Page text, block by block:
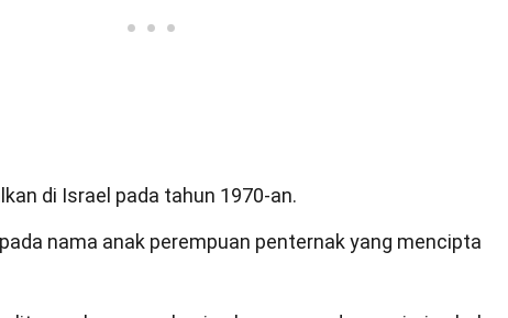
di Israel pada tahun 1970-an.
nama anak perempuan penternak yang mencipta